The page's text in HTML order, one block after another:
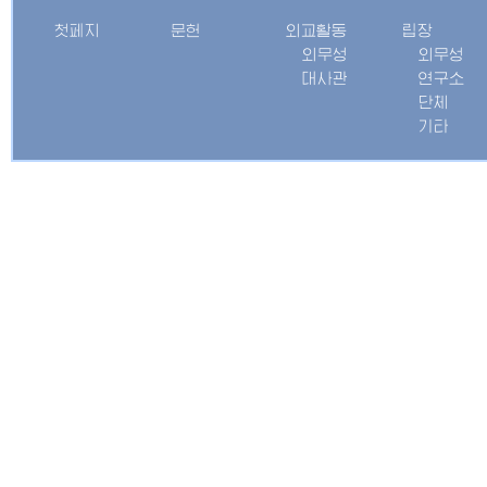
첫페지 문헌
외교활동
외무성
대사관
립장
외무성
연구소
단체
기타